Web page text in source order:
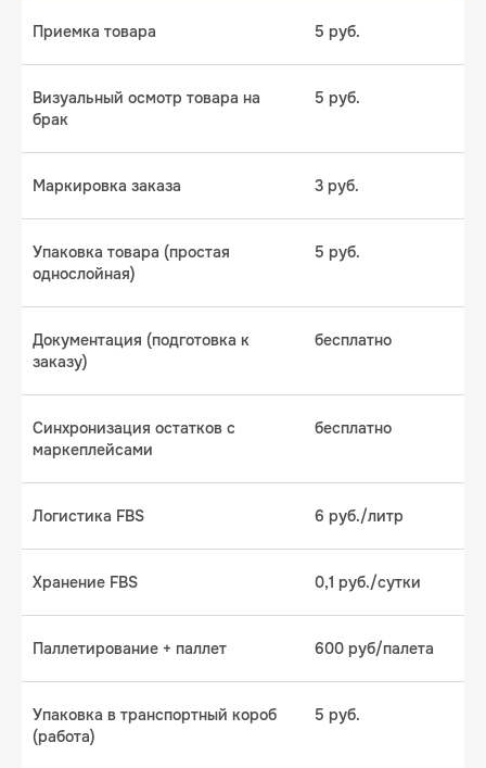
Приемка товара 5 руб.
Визуальный осмотр товара на
брак
5 руб.
Маркировка заказа 3 руб.
Упаковка товара (простая
однослойная)
5 руб.
Документация (подготовка к
заказу)
бесплатно
Синхронизация остатков с
маркеплейсами
бесплатно
Логистика FBS 6 руб./литр
Хранение FBS 0,1 руб./сутки
Паллетирование + паллет 600 руб/палета
Упаковка в транспортный короб
(работа)
5 руб.
info@umarket.pro
Даю согласие на обработку
персональных данных
Получить предложение со скидкой